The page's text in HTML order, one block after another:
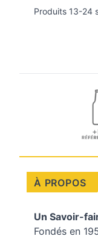
Produits 13-24
À PROPOS
Un Savoir-
Fondés en